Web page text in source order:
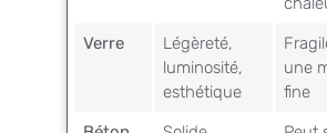
Verre
Légèreté,
luminosité,
esthétique
une
fine